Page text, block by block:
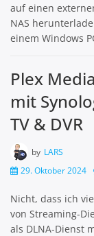
auf einen
NAS
einem Windows
Plex
mit
TV & DVR
by LARS
29. Oktober 2024
Nicht, dass ich
von Streaming-
als DLNA-Dienst